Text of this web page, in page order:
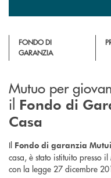
FONDO DI
GARANZIA
Mutuo per
il Fondo di
Casa
Il Fondo di garanzia
casa, è stato istituito presso
con la legge 27 dicembre